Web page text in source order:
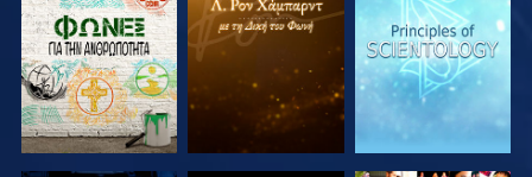
ΤΗ ΣΕΙΡΑ
ΤΗ ΣΕΙΡΑ
ΤΗ ΣΕΙΡΑ